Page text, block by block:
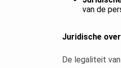
van de
Juridische
De legaliteit